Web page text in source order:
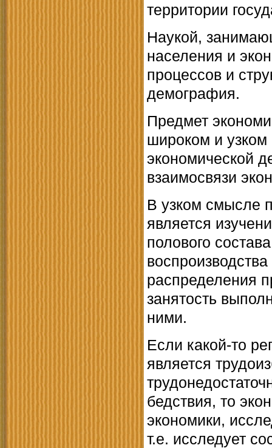
территории
Наукой,
населения и
процессов и
демография.
Предмет
широком и
экономической
взаимосвязи
В узком смысле
является
полового
распределения
занятость
ними.
Если какой-то
является
бедствия, то
экономики,
т.е. исследует